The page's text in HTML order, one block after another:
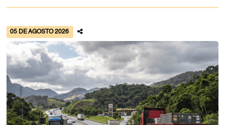
05 DE AGOSTO 2026